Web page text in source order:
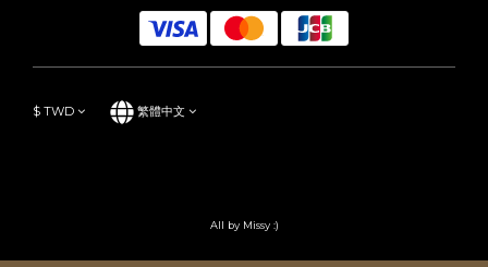
$ TWD 繁體中文
All by Missy :)